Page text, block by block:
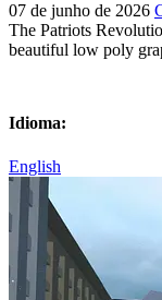
07 de junho de 2026
The Patriots
beautiful low poly
Idioma:
English